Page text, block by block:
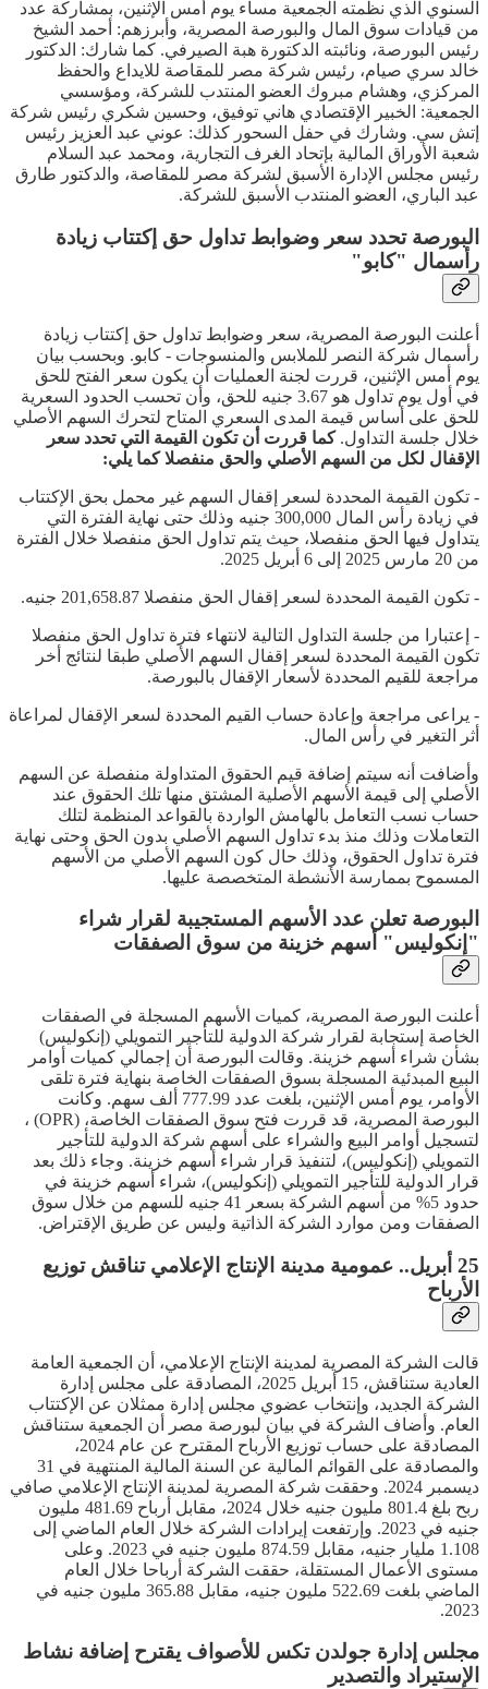
السنوي الذي نظمته الجمعية مساء يوم أمس الإثنين، بمشاركة عدد
من قيادات سوق المال والبورصة المصرية، وأبرزهم: أحمد الشيخ
رئيس البورصة، ونائبته الدكتورة هبة الصيرفي. كما شارك: الدكتور
خالد سري صيام، رئيس شركة مصر للمقاصة للايداع والحفظ
المركزي، وهشام مبروك العضو المنتدب للشركة، ومؤسسي
الجمعية: الخبير الإقتصادي هاني توفيق، وحسين شكري رئيس شركة
إتش سي. وشارك في حفل السحور كذلك: عوني عبد العزيز رئيس
شعبة الأوراق المالية بإتحاد الغرف التجارية، ومحمد عبد السلام
رئيس مجلس الإدارة الأسبق لشركة مصر للمقاصة، والدكتور طارق
عبد الباري، العضو المنتدب الأسبق للشركة.
البورصة تحدد سعر وضوابط تداول حق إكتتاب زيادة
رأسمال "كابو"
أعلنت البورصة المصرية، سعر وضوابط تداول حق إكتتاب زيادة
رأسمال شركة النصر للملابس والمنسوجات - كابو. وبحسب بيان
يوم أمس الإثنين، قررت لجنة العمليات أن يكون سعر الفتح للحق
في أول يوم تداول هو 3.67 جنيه للحق، وأن تحسب الحدود السعرية
للحق على أساس قيمة المدى السعري المتاح لتحرك السهم الأصلي
خلال جلسة التداول.كما قررت أن تكون القيمة التي تحدد سعر
الإقفال لكل من السهم الأصلي والحق منفصلا كما يلي:
- تكون القيمة المحددة لسعر إقفال السهم غير محمل بحق الإكتتاب
في زيادة رأس المال 300,000 جنيه وذلك حتى نهاية الفترة التي
يتداول فيها الحق منفصلا، حيث يتم تداول الحق منفصلا خلال الفترة
من 20 مارس 2025 إلى 6 أبريل 2025.
- تكون القيمة المحددة لسعر إقفال الحق منفصلا 201,658.87 جنيه.
- إعتبارا من جلسة التداول التالية لانتهاء فترة تداول الحق منفصلا
تكون القيمة المحددة لسعر إقفال السهم الأصلي طبقا لنتائج أخر
مراجعة للقيم المحددة لأسعار الإقفال بالبورصة.
- يراعى مراجعة وإعادة حساب القيم المحددة لسعر الإقفال لمراعاة
أثر التغير في رأس المال.
وأضافت أنه سيتم إضافة قيم الحقوق المتداولة منفصلة عن السهم
الأصلي إلى قيمة الأسهم الأصلية المشتق منها تلك الحقوق عند
حساب نسب التعامل بالهامش الواردة بالقواعد المنظمة لتلك
التعاملات وذلك منذ بدء تداول السهم الأصلي بدون الحق وحتى نهاية
فترة تداول الحقوق، وذلك حال كون السهم الأصلي من الأسهم
المسموح بممارسة الأنشطة المتخصصة عليها.
البورصة تعلن عدد الأسهم المستجيبة لقرار شراء
"إنكوليس" أسهم خزينة من سوق الصفقات
أعلنت البورصة المصرية، كميات الأسهم المسجلة في الصفقات
الخاصة إستجابة لقرار شركة الدولية للتأجير التمويلي (إنكوليس)
بشأن شراء أسهم خزينة. وقالت البورصة أن إجمالي كميات أوامر
البيع المبدئية المسجلة بسوق الصفقات الخاصة بنهاية فترة تلقى
الأوامر، يوم أمس الإثنين، بلغت عدد 777.99 ألف سهم. وكانت
البورصة المصرية، قد قررت فتح سوق الصفقات الخاصة، (OPR) ،
لتسجيل أوامر البيع والشراء على أسهم شركة الدولية للتأجير
التمويلي (إنكوليس)، لتنفيذ قرار شراء أسهم خزينة. وجاء ذلك بعد
قرار الدولية للتأجير التمويلي (إنكوليس)، شراء أسهم خزينة في
حدود 5% من أسهم الشركة بسعر 41 جنيه للسهم من خلال سوق
الصفقات ومن موارد الشركة الذاتية وليس عن طريق الإقتراض.
25 أبريل.. عمومية مدينة الإنتاج الإعلامي تناقش توزيع
الأرباح
قالت الشركة المصرية لمدينة الإنتاج الإعلامي، أن الجمعية العامة
العادية ستناقش، 15 أبريل 2025، المصادقة على مجلس إدارة
الشركة الجديد، وإنتخاب عضوي مجلس إدارة ممثلان عن الإكتتاب
العام. وأضاف الشركة في بيان لبورصة مصر أن الجمعية ستناقش
المصادقة على حساب توزيع الأرباح المقترح عن عام 2024،
والمصادقة على القوائم المالية عن السنة المالية المنتهية في 31
ديسمبر 2024. وحققت شركة المصرية لمدينة الإنتاج الإعلامي صافي
ربح بلغ 801.4 مليون جنيه خلال 2024، مقابل أرباح 481.69 مليون
جنيه في 2023. وإرتفعت إيرادات الشركة خلال العام الماضي إلى
1.108 مليار جنيه، مقابل 874.59 مليون جنيه في 2023. وعلى
مستوى الأعمال المستقلة، حققت الشركة أرباحا خلال العام
الماضي بلغت 522.69 مليون جنيه، مقابل 365.88 مليون جنيه في
2023.
مجلس إدارة جولدن تكس للأصواف يقترح إضافة نشاط
الإستيراد والتصدير